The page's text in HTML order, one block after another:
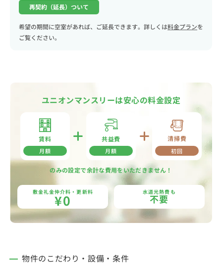
再契約（延長）ついて
希望の期間に空室があれば、ご延長できます。詳しくは料金プランを
ご覧ください。
ユニオンマンスリーは安心の料金設定
賃料
月額
共益費
月額
清掃費
初回
のみの設定で余計な費用をいただきません！
敷金礼金仲介料・更新料
¥0 水道光熱費も
不要
物件のこだわり・設備・条件